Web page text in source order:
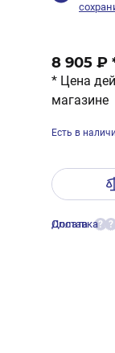
8 905 ₽
* Цена
магазине
Есть в
Оплата ?
Доставка ?